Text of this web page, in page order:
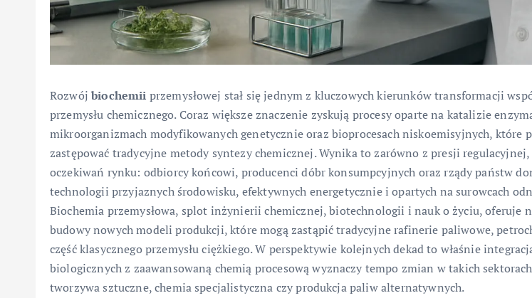
Rozwójbiochemii przemysłowej stał się jednym z kluczowych kierunków transformacji
przemysłu chemicznego. Coraz większe znaczenie zyskują procesy oparte na katalizie
mikroorganizmach modyfikowanych genetycznie oraz bioprocesach niskoemisyjnych, które
zastępować tradycyjne metody syntezy chemicznej. Wynika to zarówno z presji
oczekiwań rynku: odbiorcy końcowi, producenci dóbr konsumpcyjnych oraz rządy państw
technologii przyjaznych środowisku, efektywnych energetycznie i opartych na surowcach
Biochemia przemysłowa, splot inżynierii chemicznej, biotechnologii i nauk o życiu, oferuje
budowy nowych modeli produkcji, które mogą zastąpić tradycyjne rafinerie paliwowe,
część klasycznego przemysłu ciężkiego. W perspektywie kolejnych dekad to właśnie
biologicznych z zaawansowaną chemią procesową wyznaczy tempo zmian w takich
tworzywa sztuczne, chemia specjalistyczna czy produkcja paliw alternatywnych.